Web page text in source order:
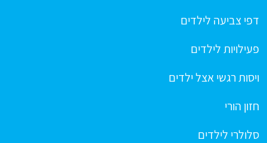
דפי צביעה לילדים
פעילויות לילדים
ויסות רגשי אצל ילדים
חזון הורי
סלולרי לילדים